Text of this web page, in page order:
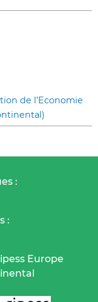
de l’Economie
:
:
Europe